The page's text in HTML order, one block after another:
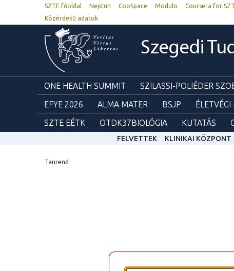
SZTE főoldal Neptun CooSpace Modulo Coursera for
Közérdekű adatok
Szegedi
ONE HEALTH SUMMIT SZILASSI-POLIÉDER
EFYE 2026
ALMA MATER BSJP
SZTE EÉTK
OTDK37BIOLÓGIA KUTATÁS
FELVETTEK KLINIKAI KÖZPONT
Tanrend